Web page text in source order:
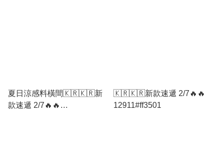
夏日涼感料橫間🇰🇷🇰🇷新
款速遞 2/7🔥🔥
🇰🇷🇰🇷新款速遞 2/7🔥🔥
12911#ff3501